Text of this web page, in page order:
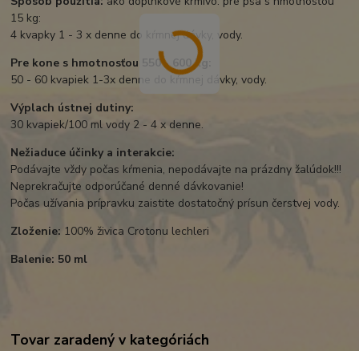
15 kg:
4 kvapky 1 - 3 x denne do kŕmnej dávky, vody.
Pre kone s hmotnosťou 550 - 600 kg:
50 - 60 kvapiek 1-3x denne do kŕmnej dávky, vody.
Výplach ústnej dutiny:
30 kvapiek/100 ml vody 2 - 4 x denne.
Nežiaduce účinky a interakcie:
Podávajte vždy počas kŕmenia, nepodávajte na prázdny žalúdok!!!
Neprekračujte odporúčané denné dávkovanie!
Počas užívania prípravku zaistite dostatočný prísun čerstvej vody.
Zloženie: 100% živica Crotonu lechleri
Balenie: 50 ml
Tovar zaradený v kategóriách